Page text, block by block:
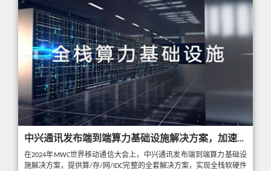
中兴通讯发布端到端算力基础设施解决方案，加速全行业数智化转型
在2024年MWC世界移动通信大会上，中兴通讯发布端到端算力基础设
施解决方案，提供算/存/网/IDC完整的全套解决方案，实现全栈软硬件